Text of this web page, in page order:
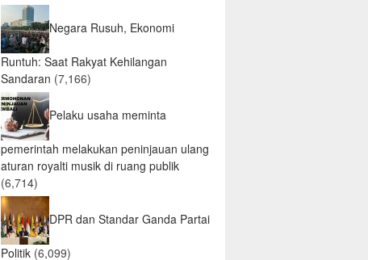
Negara Rusuh, Ekonomi
Runtuh: Saat Rakyat Kehilangan
Sandaran (7,166)
Pelaku usaha meminta
pemerintah melakukan peninjauan ulang
aturan royalti musik di ruang publik
(6,714)
DPR dan Standar Ganda Partai
Politik (6,099)